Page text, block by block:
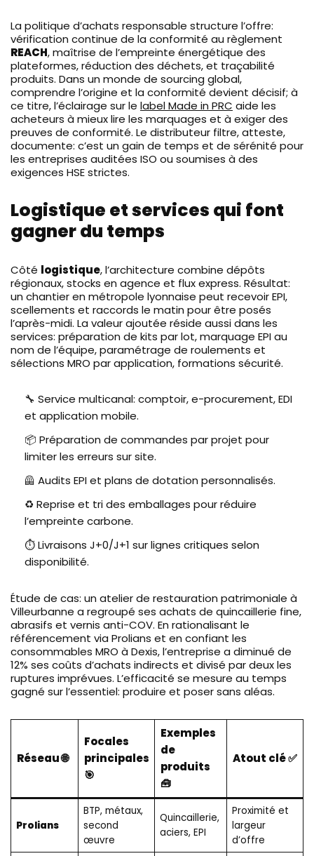
La politique d’achats responsable structure l’offre:
vérification continue de la conformité au règlement
REACH, maîtrise de l’empreinte énergétique des
plateformes, réduction des déchets, et traçabilité
produits. Dans un monde de sourcing global,
comprendre l’origine et la conformité devient décisif; à
ce titre, l’éclairage sur le label Made in PRC aide les
acheteurs à mieux lire les marquages et à exiger des
preuves de conformité. Le distributeur filtre, atteste,
documente: c’est un gain de temps et de sérénité pour
les entreprises auditées ISO ou soumises à des
exigences HSE strictes.
Logistique et services qui font
gagner du temps
Côté logistique, l’architecture combine dépôts
régionaux, stocks en agence et flux express. Résultat:
un chantier en métropole lyonnaise peut recevoir EPI,
scellements et raccords le matin pour être posés
l’après-midi. La valeur ajoutée réside aussi dans les
services: préparation de kits par lot, marquage EPI au
nom de l’équipe, paramétrage de roulements et
sélections MRO par application, formations sécurité.
🔧 Service multicanal: comptoir, e-procurement, EDI
et application mobile.
📦 Préparation de commandes par projet pour
limiter les erreurs sur site.
🦺 Audits EPI et plans de dotation personnalisés.
♻️ Reprise et tri des emballages pour réduire
l’empreinte carbone.
⏱️ Livraisons J+0/J+1 sur lignes critiques selon
disponibilité.
Étude de cas: un atelier de restauration patrimoniale à
Villeurbanne a regroupé ses achats de quincaillerie fine,
abrasifs et vernis anti-COV. En rationalisant le
référencement via Prolians et en confiant les
consommables MRO à Dexis, l’entreprise a diminué de
12% ses coûts d’achats indirects et divisé par deux les
ruptures imprévues. L’efficacité se mesure au temps
gagné sur l’essentiel: produire et poser sans aléas.
Réseau 🌐
Focales
principales
🎯
Exemples
de
produits
🧰
Atout clé ✅
Prolians
BTP, métaux,
second
œuvre
Quincaillerie,
aciers, EPI
Proximité et
largeur
d’offre